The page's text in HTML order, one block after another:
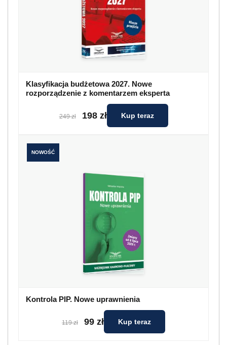
Klasyfikacja budżetowa 2027. Nowe
rozporządzenie z komentarzem eksperta
249 zł 198 zł Kup teraz
NOWOŚĆ
Kontrola PIP. Nowe uprawnienia
119 zł 99 zł Kup teraz